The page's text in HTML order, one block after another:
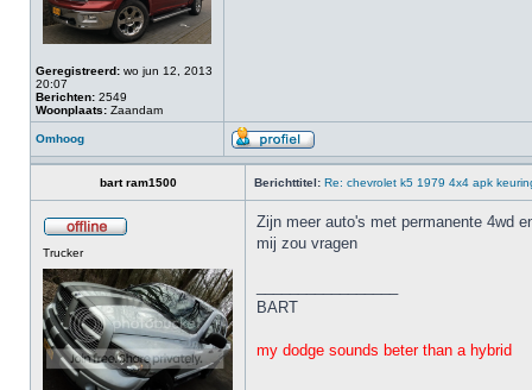
Geregistreerd: wo jun 12, 2013
20:07
Berichten: 2549
Woonplaats: Zaandam
Omhoog
bart ram1500 Berichttitel: Re: chevrolet k5 1979 4x4 apk
Trucker
Zijn meer auto's met permanente 4wd
mij zou vragen
BART
my dodge sounds beter than a hybrid